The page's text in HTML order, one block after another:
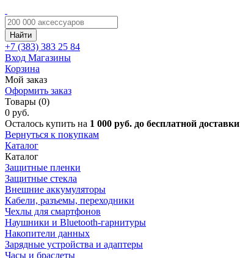
Найти
+7 (383) 383 25 84
Вход Магазины
Корзина
Мой заказ
Оформить заказ
Товары (0)
0 руб.
Осталось купить на 1 000 руб. до бесплатной доставки
Вернуться к покупкам
Каталог
Каталог
Защитные пленки
Защитные стекла
Внешние аккумуляторы
Кабели, разъемы, переходники
Чехлы для смартфонов
Наушники и Bluetooth-гарнитуры
Накопители данных
Зарядные устройства и адаптеры
Часы и браслеты